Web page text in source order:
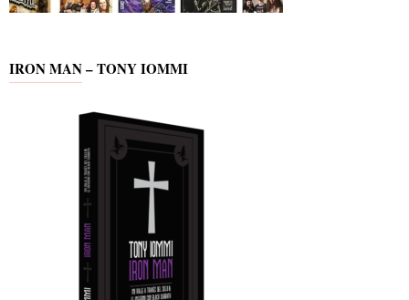
IRON MAN – TONY IOMMI